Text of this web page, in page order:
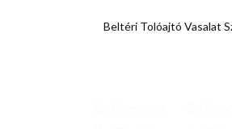
Beltéri Tolóajtó Vasalat
Előnézet